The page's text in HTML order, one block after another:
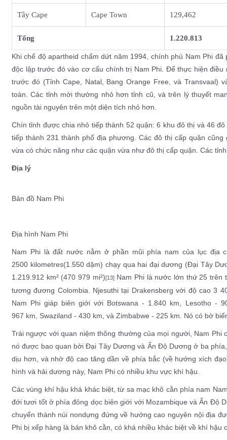
Tây Cape Cape Town 129,462
Tổng 1.220.813
Khi chế độ apartheid chấm dứt năm 1994, chính phủ Nam Phi
độc lập trước đó vào cơ cấu chính trị Nam Phi. Để thực hiện điều
trước đó (Tỉnh Cape Natal, Bang Orange Free , vàTransvaal)
toàn. Các tỉnh mới thường nhỏ hơn tỉnh cũ, và trên lý thuyết
nguồn tài nguyên trên một diện tích nhỏ hơn.
Chín tỉnh được chia nhỏ tiếp thành 52 quận:6 khu đô thị và46 đô
tiếp thành 231 thành phố địa phương . Các đô thị cấp quận
vừa có chức năng như các quận vừa như đô thị cấp quận. Các
Địa lý
Bản đồ Nam Phi
Địa hình Nam Phi
Nam Phi là đất nước nằm ở phần mũi phía nam của lục địa
2500 kilometres(1.550dặm) chạy qua hai đại dương (Đại Tây
1.219.912 km² (470 979 mi²)[13]Nam Phi là nước lớn thứ 25 trên
tương đương Colombia Njesuthi tại Drakensberg với độ cao 3
Nam Phi giáp biên giới với Botswana - 1.840 km, Lesotho-
967 km, Swaziland - 430 km, và Zimbabwe - 225 km. Nó có bờ
Trái ngược với quan niệm thông thường của mọi người, Nam Phi
nó được bao quan bởiĐại Tây Dương và Ấn Độ Dương ở ba
dịu hơn, và nhờ độ cao tăng dần về phía bắc (về hướngxích đạo
hình và hải dương này, Nam Phi có nhiều khu vực khí hậu.
Các vùng khí hậu khá khác biệt, từ sa mạc khô cằn phía nam
đới tươi tốt ở phía đông dọc biên giới với Mozambique vàẤn Độ
chuyển thành núi nondựng đứng về hướngcao nguyên nội địa
Phi bị xếp hàng là bán khô cằn , có khá nhiều khác biệt về khí hậu